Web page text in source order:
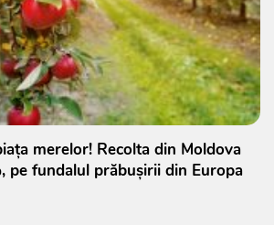
merelor! Recolta din Moldova
pe fundalul prăbușirii din Europa